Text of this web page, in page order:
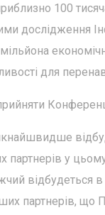
100
дослідження
мільйона
для
партнерів у
відбудеться
партнерів, що